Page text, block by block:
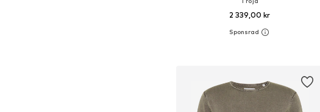
2 339,00 kr
Tillgängliga storlekar: S, M, L, XL, XXL